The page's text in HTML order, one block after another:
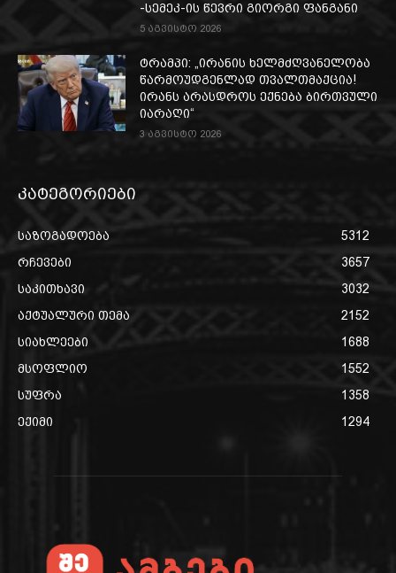
-სემეკ-ის წევრი გიორგი ფანგანი
5 აგვისტო 2026
ტრამპი: „ირანის ხელმძღვანელობა
წარმოუდგენლად თვალთმაქცია!
ირანს არასდროს ექნება ბირთვული
იარაღი“
3 აგვისტო 2026
კატეგორიები
საზოგადოება
5312
რჩევები
3657
საკითხავი
3032
აქტუალური თემა
2152
სიახლეები
1688
მსოფლიო
1552
სუფრა
1358
ექიმი
1294